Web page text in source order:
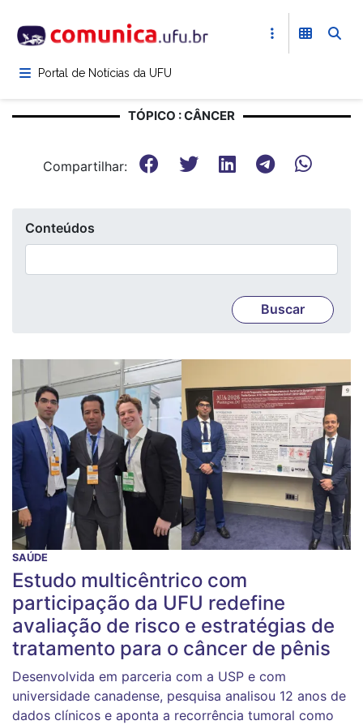
para
conteúdoPortal de Notícias da UFU
TÓPICO : CÂNCER
Compartilhar:
Conteúdos
SAÚDE
Estudo multicêntrico com
participação da UFU redefine
avaliação de risco e estratégias de
tratamento para o câncer de pênis
Desenvolvida em parceria com a USP e com
universidade canadense, pesquisa analisou 12 anos de
dados clínicos e aponta a recorrência tumoral como